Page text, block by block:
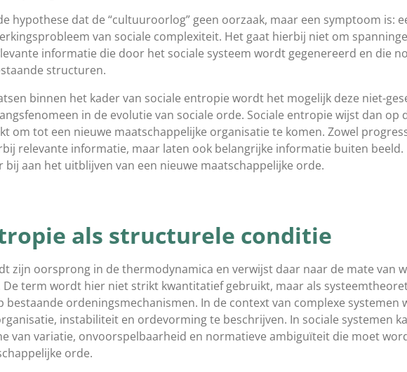
hypothese dat de “cultuuroorlog” geen oorzaak, maar een symptoom is:
van sociale complexiteit. Het gaat hierbij niet om
informatie die door het sociale systeem wordt gegenereerd en die
structuren.
binnen het kader van sociale entropie wordt het mogelijk deze niet-
in de evolutie van sociale orde. Sociale entropie wijst dan op
om tot een nieuwe maatschappelijke organisatie te komen. Zowel
relevante informatie, maar laten ook belangrijke informatie buiten
bij aan het uitblijven van een nieuwe maatschappelijke orde.
als structurele conditie
zijn oorsprong in de thermodynamica en verwijst daar naar de mate van
De term wordt hier niet strikt kwantitatief gebruikt, maar als
bestaande ordeningsmechanismen. In de context van complexe
instabiliteit en ordevorming te beschrijven. In sociale systemen
van variatie, onvoorspelbaarheid en normatieve ambiguïteit die moet
orde.